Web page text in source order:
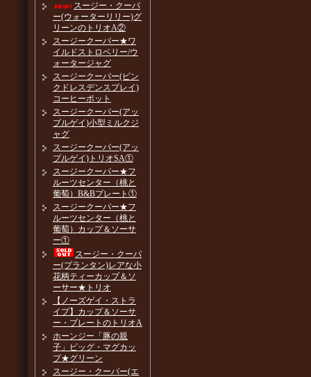
スージー・クーパ
ー(ウォーターリリー)グ
リーンのトリオA②
スージークーパー★ワ
イルドストロベリー/ウ
ォータージャグ
スージークーパー(ピン
クドレスデンスプレイ)
コーヒーポット
スージークーパー(アッ
プルゲイ)小型ミルクジ
ャグ
スージークーパー(アッ
プルゲイ)トリオSA①
スージークーパー★フ
ルーツセンター（桃と
葡萄）B&Bプレート①
スージークーパー★フ
ルーツセンター（桃と
葡萄）カップ＆ソーサ
ー①
スージー・クーパ
ー(プランタン)レアな小
花柄ティーカップ＆ソ
ーサー★トリオ
【ノーズゲイ・ストラ
イプ】カップ＆ソーサ
ー・プレートのトリオA
ホーンジー「豚の親
子」ピッグ・マグカッ
プ★グリーン
スージー・クーパー(エ